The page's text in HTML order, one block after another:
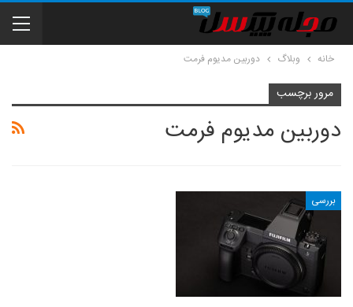
خانه وبلاگ دوربین مدیوم فرمت
مرور برچسب
دوربین مدیوم فرمت
بررسی